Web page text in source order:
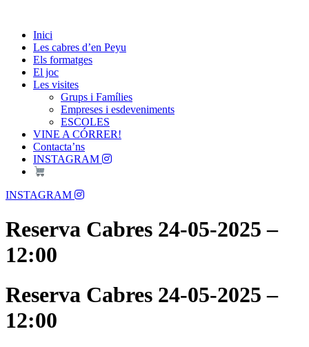
content
Les Cabres d'en Peyu
Inici
Les cabres d’en Peyu
Els formatges
El joc
Les visites
Grups i Famílies
Empreses i esdeveniments
ESCOLES
VINE A CÓRRER!
Contacta’ns
INSTAGRAM
Menu
INSTAGRAM
Reserva Cabres 24-05-2025 –
12:00
Reserva Cabres 24-05-2025 –
12:00